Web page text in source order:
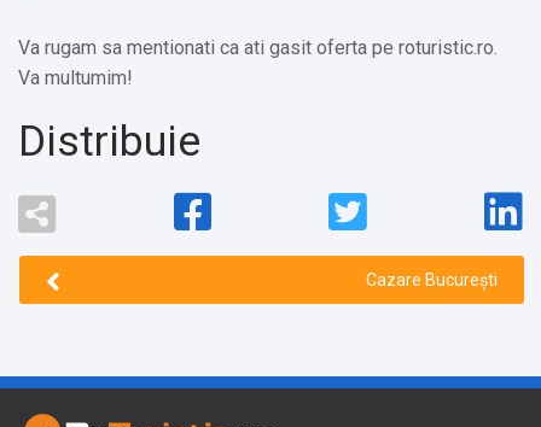
Va rugam sa mentionati ca ati gasit oferta pe roturistic.ro.
Va multumim!
Distribuie
Cazare București